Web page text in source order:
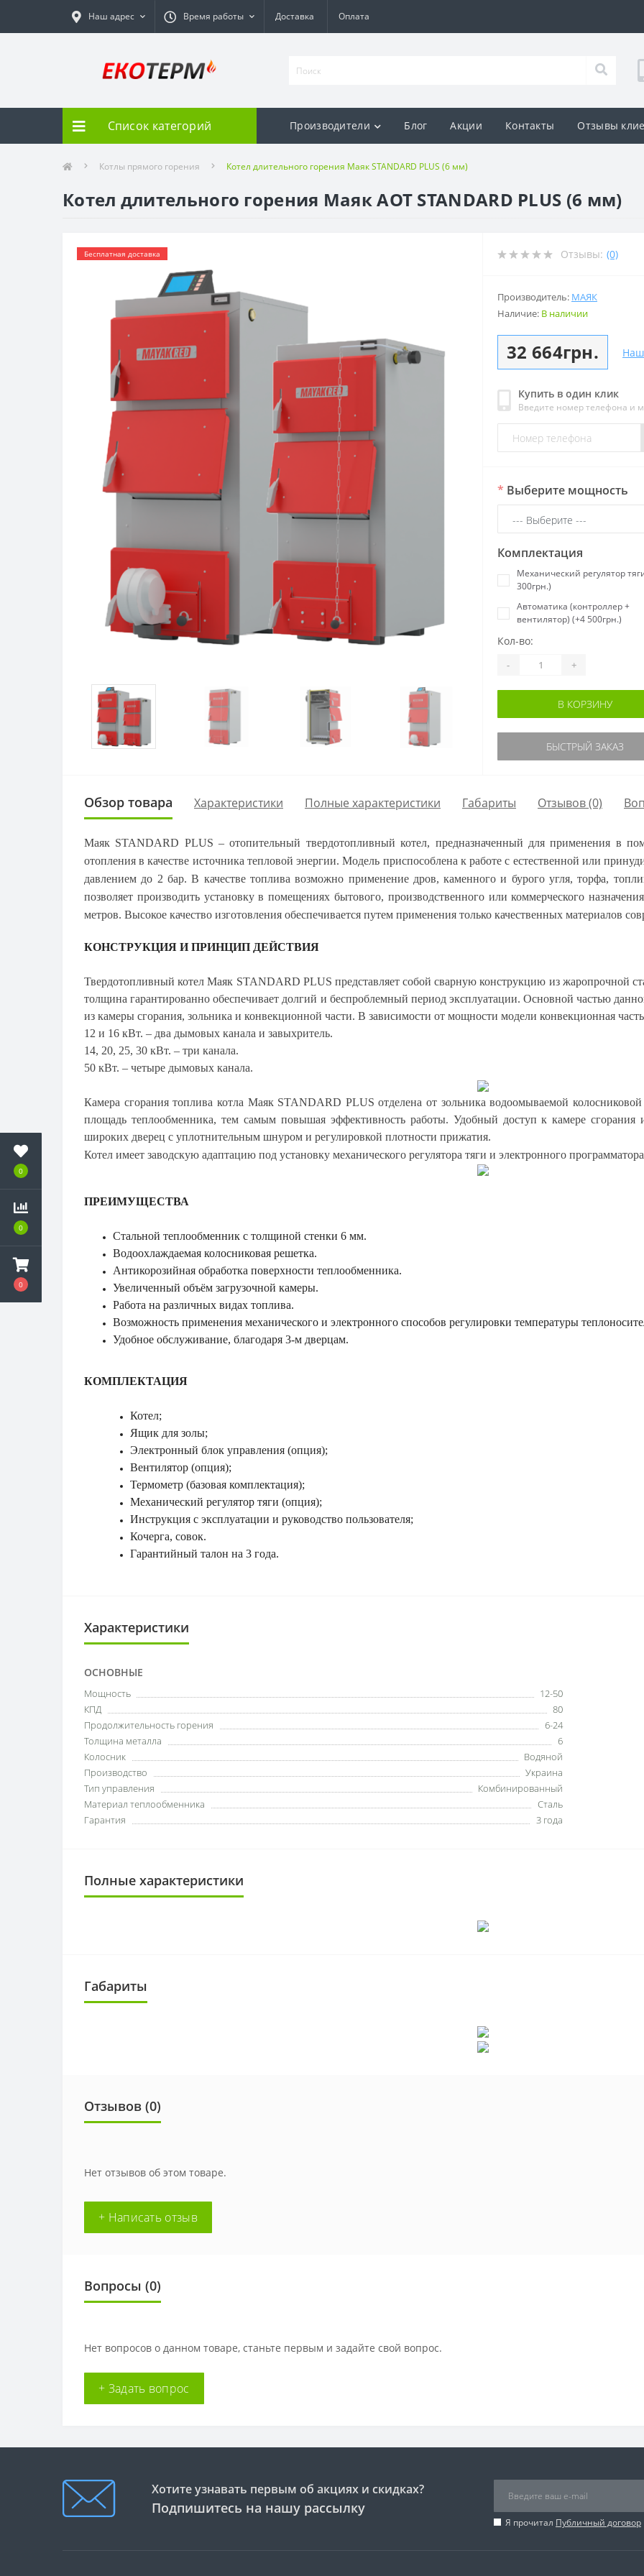
0
0
0
Наш адрес Время работы Доставка Оплата
Список категорий Производители Блог Акции Контакты Отзывы
Котлы прямого горения Котел длительного горения Маяк STANDARD PLUS (6 мм)
Котел длительного горения Маяк AOT STANDARD PLUS (6 мм)
Бесплатная доставка Отзывы: (0)
Производитель: МАЯК
Наличие: В наличии
32 664грн.
Купить в один клик
Введите номер телефона и
* Выберите мощность
Комплектация
Механический регулятор
300грн.)
Автоматика (контроллер +
вентилятор) (+4 500грн.)
Кол-во:
- +
В КОРЗИНУ
БЫСТРЫЙ ЗАКАЗ
Обзор товара Характеристики Полные характеристики Габариты Отзывов (0)
Маяк STANDARD PLUS – отопительный твердотопливный котел, предназначенный для применения в
отопления в качестве источника тепловой энергии. Модель приспособлена к работе с естественной или
давлением до 2 бар. В качестве топлива возможно применение дров, каменного и бурого угля, торфа,
позволяет производить установку в помещениях бытового, производственного или коммерческого
метров. Высокое качество изготовления обеспечивается путем применения только качественных материалов
КОНСТРУКЦИЯ И ПРИНЦИП ДЕЙСТВИЯ
Твердотопливный котел Маяк STANDARD PLUS представляет собой сварную конструкцию из жаропрочной
толщина гарантированно обеспечивает долгий и беспроблемный период эксплуатации. Основной частью
из камеры сгорания, зольника и конвекционной части. В зависимости от мощности модели конвекционная
12 и 16 кВт. – два дымовых канала и завыхритель.
14, 20, 25, 30 кВт. – три канала.
50 кВт. – четыре дымовых канала.
Камера сгорания топлива котла Маяк STANDARD PLUS отделена от зольника водоомываемой
площадь теплообменника, тем самым повышая эффективность работы. Удобный доступ к камере сгорания
широких дверец с уплотнительным шнуром и регулировкой плотности прижатия.
Котел имеет заводскую адаптацию под установку механического регулятора тяги и электронного
ПРЕИМУЩЕСТВА
Стальной теплообменник с толщиной стенки 6 мм.
Водоохлаждаемая колосниковая решетка.
Антикорозийная обработка поверхности теплообменника.
Увеличенный объём загрузочной камеры.
Работа на различных видах топлива.
Возможность применения механического и электронного способов регулировки температуры
Удобное обслуживание, благодаря 3-м дверцам.
КОМПЛЕКТАЦИЯ
Котел;
Ящик для золы;
Электронный блок управления (опция);
Вентилятор (опция);
Термометр (базовая комплектация);
Механический регулятор тяги (опция);
Инструкция с эксплуатации и руководство пользователя;
Кочерга, совок.
Гарантийный талон на 3 года.
Характеристики
ОСНОВНЫЕ
Мощность
12-50
КПД
80
Продолжительность горения
6-24
Толщина металла
6
Колосник
Водяной
Производство
Украина
Тип управления
Комбинированный
Материал теплообменника
Сталь
Гарантия
3 года
Полные характеристики
Габариты
Отзывов (0)
Нет отзывов об этом товаре.
+ Написать отзыв
Вопросы (0)
Нет вопросов о данном товаре, станьте первым и задайте свой вопрос.
+ Задать вопрос
Хотите узнавать первым об акциях и скидках?
Подпишитесь на нашу рассылку
Я прочитал Публичный договор